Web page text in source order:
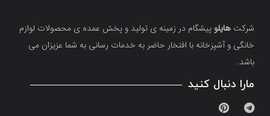
شرکت هایلو پیشگام در زمینه ی تولید و پخش عمده ی محصولات لوازم
خانگی و آشپزخانه با افتخار حاضر به خدمات رسانی به شما عزیزان می
باشد.
مارا دنبال کنید